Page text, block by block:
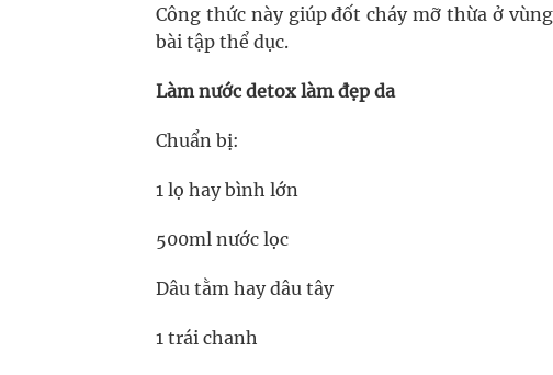
Công thức này giúp đốt cháy mỡ thừa ở
bài tập thể dục.
Làm nước detox làm đẹp da
Chuẩn bị:
1 lọ hay bình lớn
500ml nước lọc
Dâu tằm hay dâu tây
1 trái chanh